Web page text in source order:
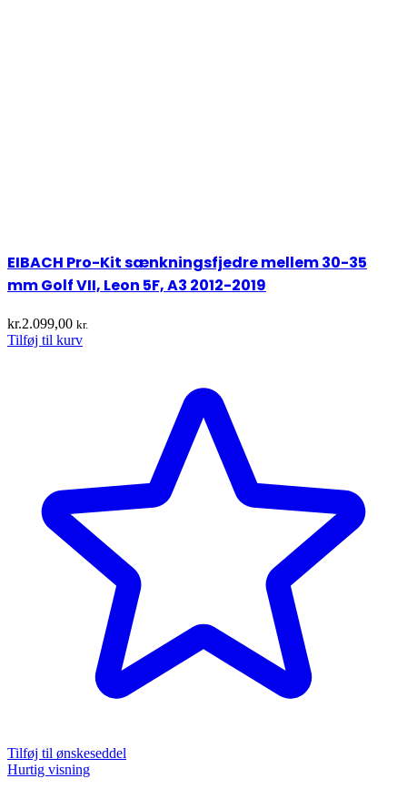
EIBACH Pro-Kit sænkningsfjedre mellem 30-35
mm Golf VII, Leon 5F, A3 2012-2019
kr.2.099,00 kr.
Tilføj til kurv
Tilføj til ønskeseddel
Hurtig visning